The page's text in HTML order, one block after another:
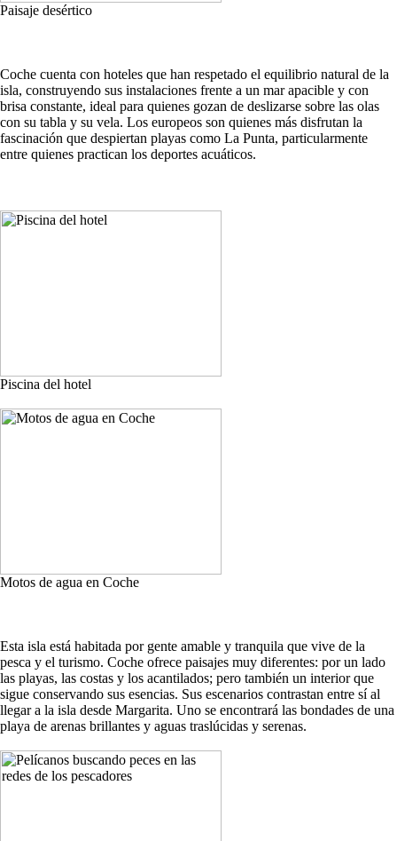
Paisaje desértico
Coche cuenta con hoteles que han respetado el equilibrio natural de la
isla, construyendo sus instalaciones frente a un mar apacible y con
brisa constante, ideal para quienes gozan de deslizarse sobre las olas
con su tabla y su vela. Los europeos son quienes más disfrutan la
fascinación que despiertan playas como La Punta, particularmente
entre quienes practican los deportes acuáticos.
Piscina del hotel
Motos de agua en Coche
Esta isla está habitada por gente amable y tranquila que vive de la
pesca y el turismo. Coche ofrece paisajes muy diferentes: por un lado
las playas, las costas y los acantilados; pero también un interior que
sigue conservando sus esencias. Sus escenarios contrastan entre sí al
llegar a la isla desde Margarita. Uno se encontrará las bondades de una
playa de arenas brillantes y aguas traslúcidas y serenas.